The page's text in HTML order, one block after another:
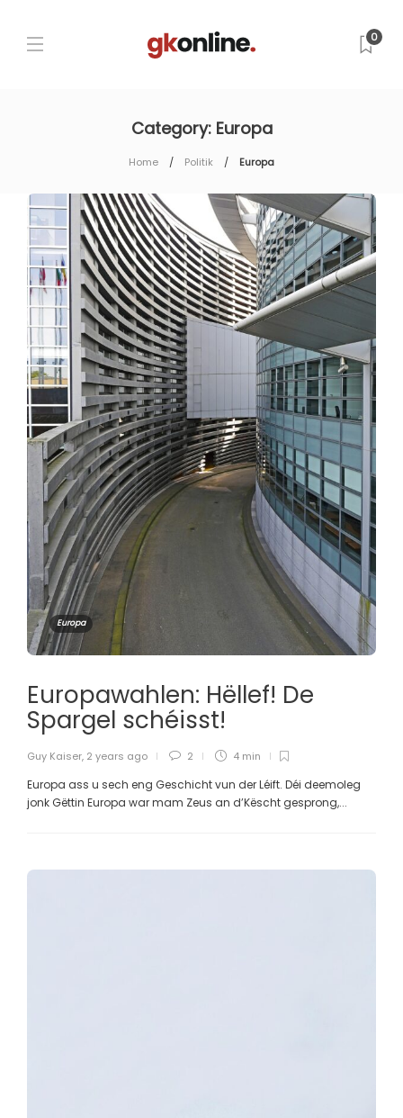
0
Category: Europa
Home Politik Europa
Europa
Europawahlen: Hëllef! De
Spargel schéisst!
Guy Kaiser, 2 years ago 2 4 min
Europa ass u sech eng Geschicht vun der Léift. Déi deemoleg
jonk Gëttin Europa war mam Zeus an d’Këscht gesprong,...